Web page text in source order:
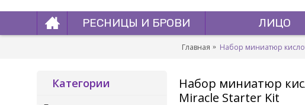
РЕСНИЦЫ И БРОВИ ЛИЦО
Главная Набор миниатюр
Категории
Набор миниатюр
Miracle Starter Kit